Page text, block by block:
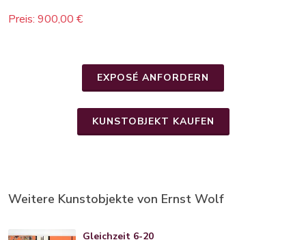
Preis: 900,00 €
EXPOSÉ ANFORDERN
KUNSTOBJEKT KAUFEN
Weitere Kunstobjekte von Ernst Wolf
Gleichzeit 6-20